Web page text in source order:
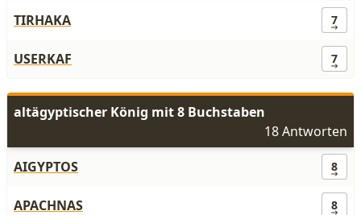
TIRHAKA 7
USERKAF 7
altägyptischer König mit 8 Buchstaben
18 Antworten
AIGYPTOS
8
APACHNAS 8